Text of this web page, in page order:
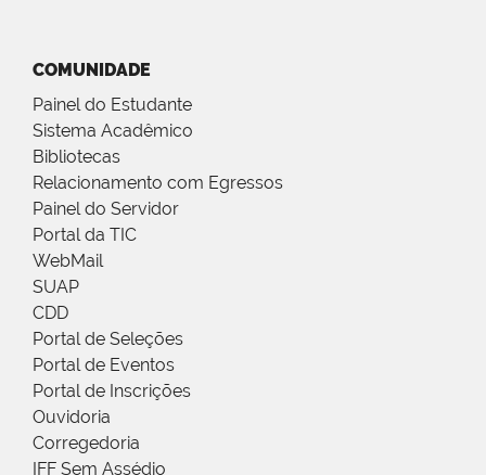
COMUNIDADE
Painel do Estudante
Sistema Acadêmico
Bibliotecas
Relacionamento com Egressos
Painel do Servidor
Portal da TIC
WebMail
SUAP
CDD
Portal de Seleções
Portal de Eventos
Portal de Inscrições
Ouvidoria
Corregedoria
IFF Sem Assédio